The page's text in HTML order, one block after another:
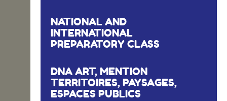
NATIONAL AND
INTERNATIONAL
PREPARATORY CLASS
DNA ART, MENTION
TERRITOIRES, PAYSAGES,
ESPACES PUBLICS